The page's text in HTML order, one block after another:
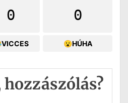
0 0
😮HÚHA
hozzászólás?